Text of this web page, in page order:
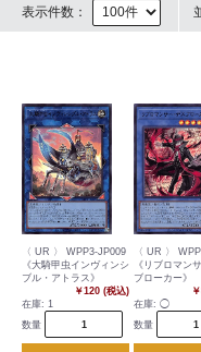
表示件数：
〈 UR 〉 WPP3-JP009
《大騎甲虫インヴィンシ
ブル・アトラス》
￥120 (税込)
在庫: 1
数量
〈 UR 〉
《リブロマン
ブローカー》
在庫: ◯
数量